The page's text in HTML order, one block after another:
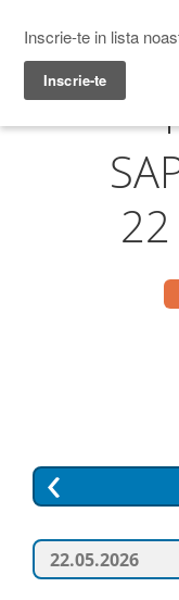
Menu
Prime